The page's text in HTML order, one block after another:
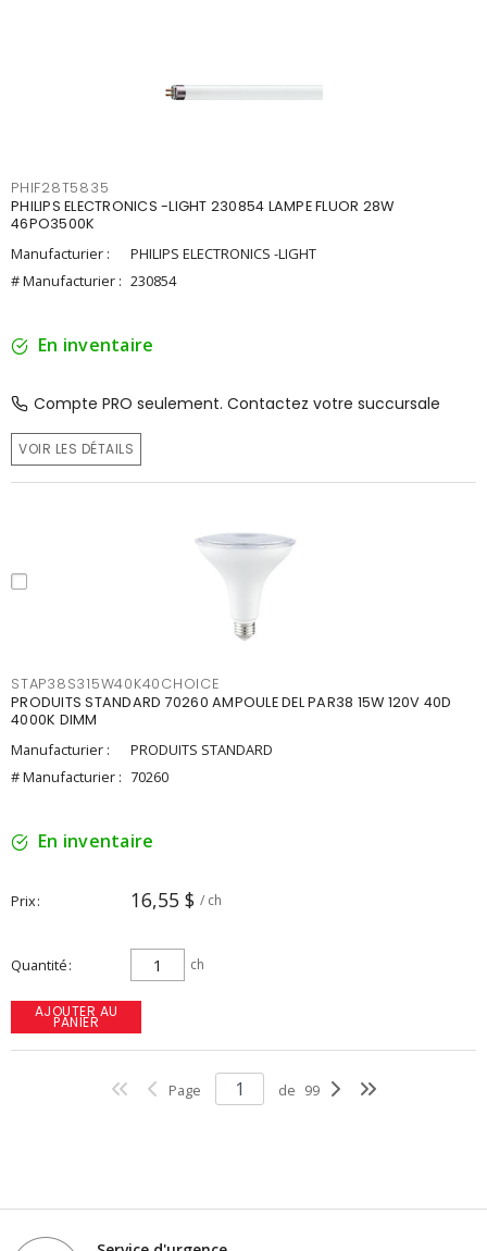
PHIF28T5835
PHILIPS ELECTRONICS -LIGHT 230854 LAMPE FLUOR 28W
46PO3500K
Manufacturier :
PHILIPS ELECTRONICS -LIGHT
# Manufacturier : 230854
En inventaire
Compte PRO seulement. Contactez votre succursale
VOIR LES DÉTAILS
STAP38S315W40K40CHOICE
PRODUITS STANDARD 70260 AMPOULE DEL PAR38 15W 120V 40D
4000K DIMM
Manufacturier :
PRODUITS STANDARD
# Manufacturier : 70260
En inventaire
Prix 16,55 $ / ch
Quantité ch
AJOUTER AU
PANIER
Page de 99